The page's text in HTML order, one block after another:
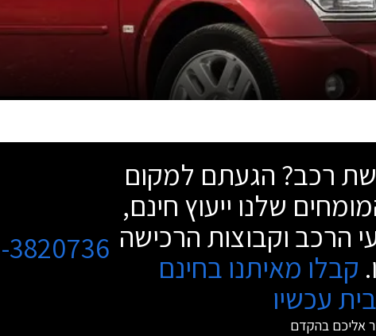
רכב? הגעתם למקום
שלנו ייעוץ חינם,
הרכב וקבוצות הרכישה
קבלו מאיתנו בחינם
עכשיו
אליכם בהקדם
3820736